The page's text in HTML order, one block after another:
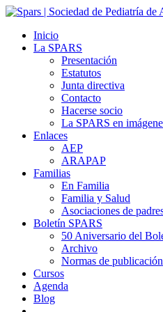
Inicio
La SPARS
Presentación
Estatutos
Junta directiva
Contacto
Hacerse socio
La SPARS en
Enlaces
AEP
ARAPAP
Familias
En Familia
Familia y Salud
Asociaciones de
Boletín SPARS
50 Aniversario del
Archivo
Normas de publicación
Cursos
Agenda
Blog